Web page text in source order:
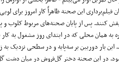
فیلم‌برداری این صحنه ظاهراً کار امروز
کنند. پس از پایان صحنه‌های مربوط کلوب و
به همان محلی که در ابتدای روز مشغول به
این بار دوربین بر سه‌پایه و در سطحی نزدیک
در این صحنه دختر گل‌فروش در میان دشت